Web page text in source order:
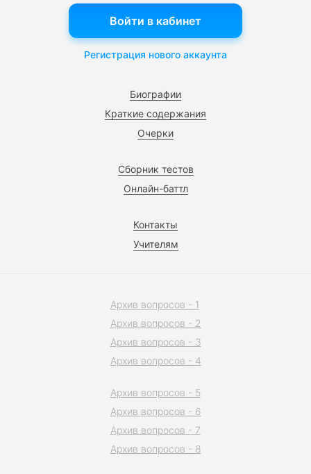
Биографии
Краткие содержания
Очерки
Сборник тестов
Онлайн-баттл
Контакты
Учителям
Войти в кабинет
Регистрация нового аккаунта
Архив вопросов - 1
Архив вопросов - 2
Архив вопросов - 3
Архив вопросов - 4
Архив вопросов - 5
Архив вопросов - 6
Архив вопросов - 7
Архив вопросов - 8